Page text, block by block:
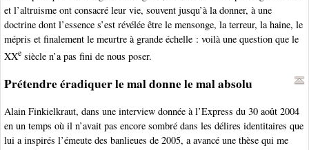
et l’altruisme ont consacré leur vie, souvent jusqu’à la donner, à une
doctrine dont l’essence s’est révélée être le mensonge, la terreur, la haine, le
mépris et finalement le meurtre à grande échelle : voilà une question que le
XXe siècle n’a pas fini de nous poser.
Prétendre éradiquer le mal donne le mal absolu
Alain Finkielkraut, dans une interview donnée à l’Express du 30 août 2004
en un temps où il n’avait pas encore sombré dans les délires identitaires que
lui a inspirés l’émeute des banlieues de 2005, a avancé une thèse qui me